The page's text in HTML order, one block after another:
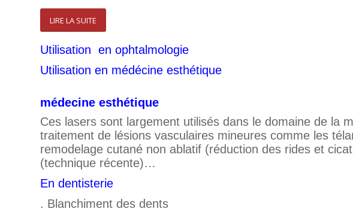
LIRE LA SUITE
Utilisation en ophtalmologie
Utilisation en médécine esthétique
médecine esthétique
Ces lasers sont largement utilisés dans le domaine de la
traitement de lésions vasculaires mineures comme les
remodelage cutané non ablatif (réduction des rides et
(technique récente)…
En dentisterie
. Blanchiment des dents